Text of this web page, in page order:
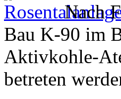
Nach
Bau K-90 im
Aktivkohle-
betreten